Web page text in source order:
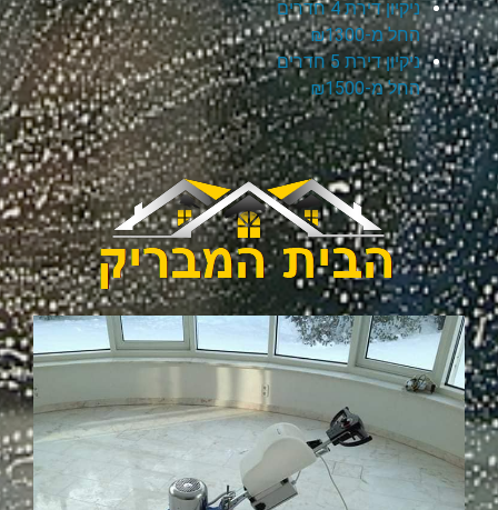
ניקיון דירת 4 חדרים
החל מ-₪1300
ניקיון דירת 5 חדרים
החל מ-₪1500